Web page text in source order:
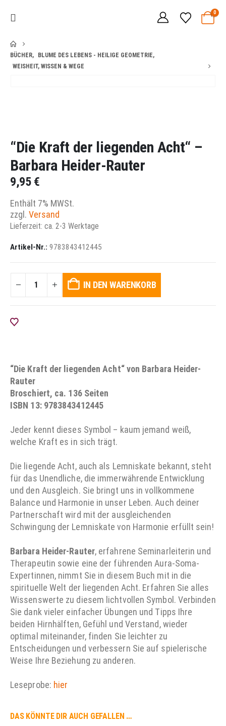
0
BÜCHER, BLUME DES LEBENS - HEILIGE GEOMETRIE,
WEISHEIT, WISSEN & WEGE
“Die Kraft der liegenden Acht“ –
Barbara Heider-Rauter
9,95 €
Enthält 7% MWSt.
zzgl. Versand
Lieferzeit: ca. 2-3 Werktage
Artikel-Nr.: 9783843412445
IN DEN WARENKORB
“Die Kraft der liegenden Acht“ von Barbara Heider-
Rauter
Broschiert, ca. 136 Seiten
ISBN 13: 9783843412445
Jeder kennt dieses Symbol – kaum jemand weiß,
welche Kraft es in sich trägt.
Die liegende Acht, auch als Lemniskate bekannt, steht
für das Unendliche, die immerwährende Entwicklung
und den Ausgleich. Sie bringt uns in vollkommene
Balance und Harmonie in unser Leben. Auch deiner
Partnerschaft wird mit der ausgleichenden
Schwingung der Lemniskate von Harmonie erfüllt sein!
Barbara Heider-Rauter, erfahrene Seminarleiterin und
Therapeutin sowie eine der führenden Aura-Soma-
Expertinnen, nimmt Sie in diesem Buch mit in die
spirituelle Welt der liegenden Acht. Erfahren Sie alles
Wissenswerte zu diesem lichtvollen Symbol. Verbinden
Sie dank vieler einfacher Übungen und Tipps Ihre
beiden Hirnhälften, Gefühl und Verstand, wieder
optimal miteinander, finden Sie leichter zu
Entscheidungen und verbessern Sie auf spielerische
Weise Ihre Beziehung zu anderen.
Leseprobe: hier
DAS KÖNNTE DIR AUCH GEFALLEN …